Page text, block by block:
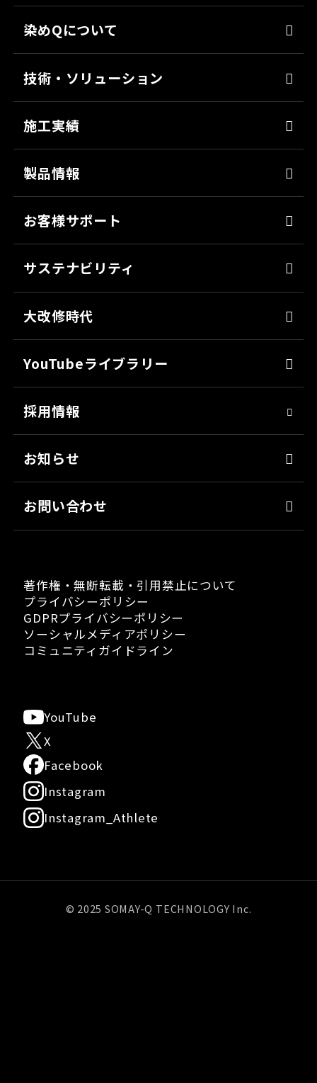
染めQについて
会社概要
沿革
技術・ソリューション
強靭化工法
ソリューション
施工実績
製品情報
ミッチャクロン
パテ
上塗り
サフェーサー
シーリング・接着剤
クリーナー・脱脂剤
お客様サポート
各種書類のご依頼
会社見学
サステナビリティ
技術革新
社会貢献
人材育成
アスリート社員
職場環境
大改修時代
YouTubeライブラリー
採用情報
お知らせ
お問い合わせ
著作権・無断転載・引用禁止について
プライバシーポリシー
GDPRプライバシーポリシー
ソーシャルメディアポリシー
コミュニティガイドライン
YouTube
X
Facebook
Instagram
Instagram_Athlete
© 2025 SOMAY-Q TECHNOLOGY Inc.